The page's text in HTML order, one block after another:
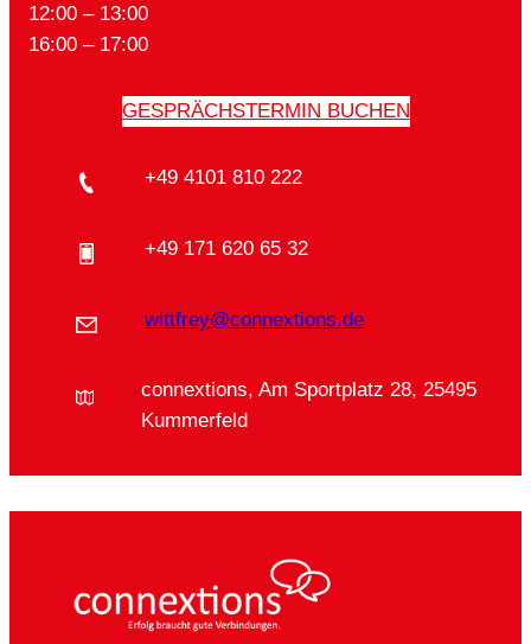
12:00 – 13:00
16:00 – 17:00
GESPRÄCHSTERMIN BUCHEN
+49 4101 810 222
+49 171 620 65 32
wittfrey@connextions.de
connextions, Am Sportplatz 28, 25495
Kummerfeld